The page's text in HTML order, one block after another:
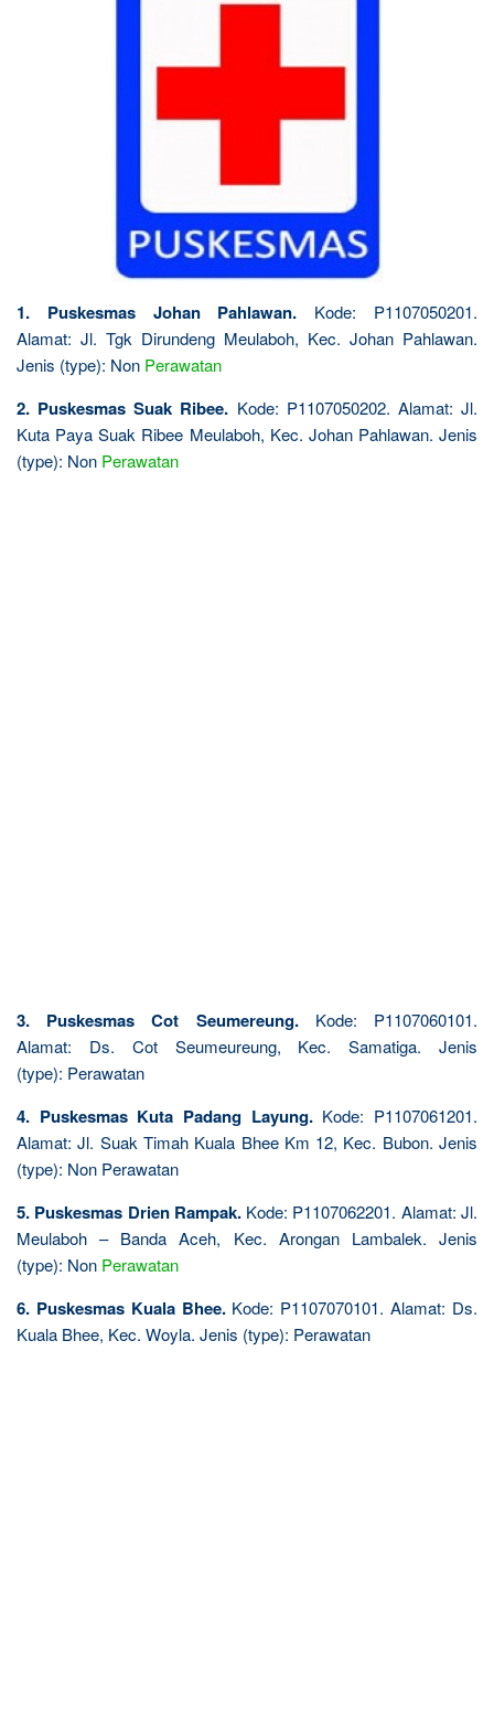
1. Puskesmas Johan Pahlawan. Kode: P1107050201.
Alamat: Jl. Tgk Dirundeng Meulaboh, Kec. Johan Pahlawan.
Jenis (type): Non Perawatan
2. Puskesmas Suak Ribee. Kode: P1107050202. Alamat: Jl.
Kuta Paya Suak Ribee Meulaboh, Kec. Johan Pahlawan. Jenis
(type): Non Perawatan
3. Puskesmas Cot Seumereung.Kode: P1107060101.
Alamat: Ds. Cot Seumeureung, Kec. Samatiga. Jenis
(type): Perawatan
4. Puskesmas Kuta Padang Layung.Kode: P1107061201.
Alamat: Jl. Suak Timah Kuala Bhee Km 12, Kec. Bubon. Jenis
(type): Non Perawatan
5. Puskesmas Drien Rampak.Kode: P1107062201. Alamat: Jl.
Meulaboh – Banda Aceh, Kec. Arongan Lambalek. Jenis
(type): Non Perawatan
6. Puskesmas Kuala Bhee.Kode: P1107070101. Alamat: Ds.
Kuala Bhee, Kec. Woyla. Jenis (type): Perawatan